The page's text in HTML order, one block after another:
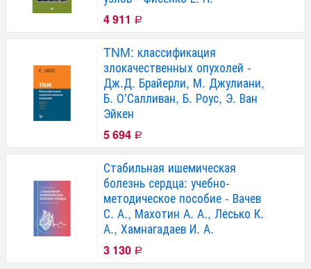
4 911 Р
TNM: классификация
злокачественных опухолей -
Дж.Д. Брайерли, М. Джулиани,
Б. О’Салливан, Б. Роус, Э. Ван
Эйкен
5 694 Р
Стабильная ишемическая
болезнь сердца: учебно-
методическое пособие - Вачев
С. А., Махотин А. А., Лесько К.
А., Хамнагадаев И. А.
3 130 Р